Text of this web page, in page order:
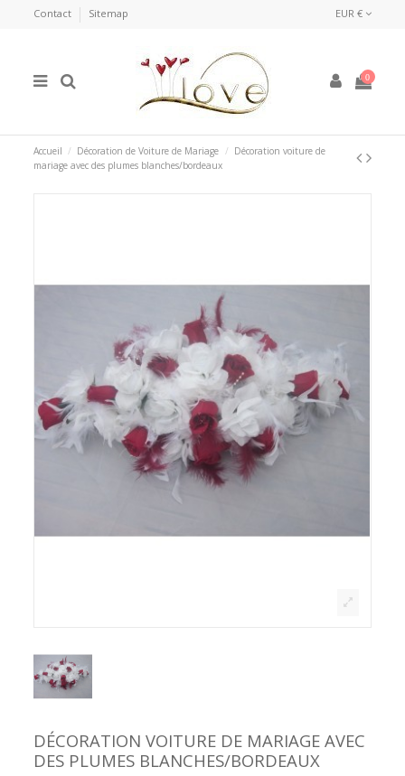
Contact Sitemap EUR €
0
Accueil Décoration de Voiture de Mariage
Décoration voiture de
mariage avec des plumes blanches/bordeaux
DÉCORATION VOITURE DE MARIAGE AVEC
DES PLUMES BLANCHES/BORDEAUX